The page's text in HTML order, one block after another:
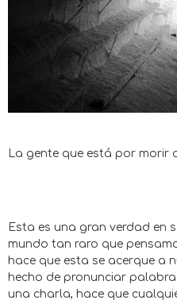
La gente que está por morir
Esta es una gran verdad en
mundo tan raro que
hace que esta se acerque a
hecho de pronunciar
una charla, hace que